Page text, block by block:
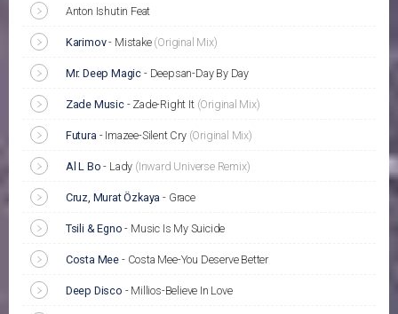
Anton Ishutin Feat
Karimov- Mistake (Original Mix)
Mr. Deep Magic - Deepsan-Day By Day
Zade Music- Zade-Right It (Original Mix)
Futura - Imazee-Silent Cry (Original Mix)
Al L Bo - Lady (Inward Universe Remix)
Cruz, Murat Özkaya - Grace
Tsili & Egno - Music Is My Suicide
Costa Mee - Costa Mee-You Deserve Better
Deep Disco - Millios-Believe In Love